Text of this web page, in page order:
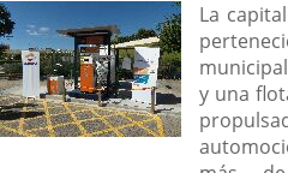
La
y una